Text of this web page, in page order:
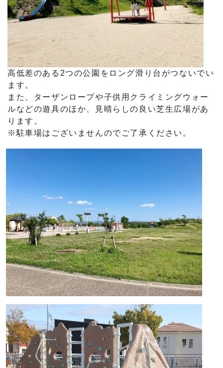
高低差のある2つの公園をロング滑り台がつないでい
ます。
また、ターザンロープや子供用クライミングウォー
ルなどの遊具のほか、見晴らしの良い芝生広場があ
ります。
※駐車場はございませんのでご了承ください。